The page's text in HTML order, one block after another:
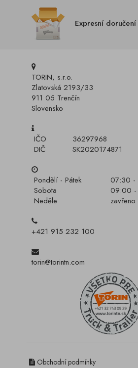
Expresní doručení
TORIN, s.r.o.
Zlatovská 2193/33
911 05 Trenčín
Slovensko
IČO
36297968
DIČ
SK2020174871
Pondělí - Pátek
07:30 -
Sobota
09:00 -
Neděle
zavřeno
+421 915 232 100
torin@torintn.com
Obchodní podmínky